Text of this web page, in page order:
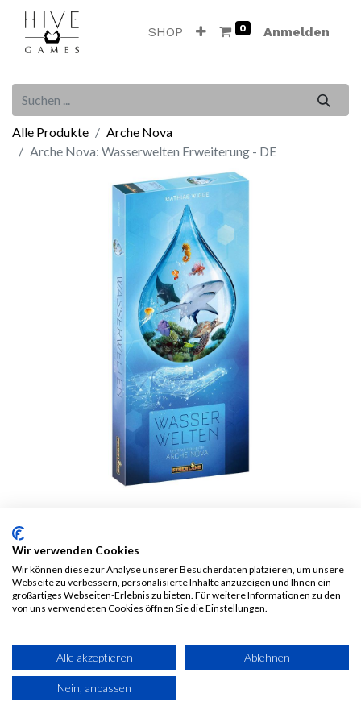
SHOP 0 Anmelden
Alle Produkte
Arche Nova
Arche Nova: Wasserwelten Erweiterung - DE
Arche Nova:
Wasserwelten
Erweiterung - DE
23,00€ Alle Preise inkl. MwSt.zzgl.
Versandkosten
Wir verwenden Cookies
Wir können diese zur Analyse unserer Besucherdaten platzieren, um unsere
Webseite zu verbessern, personalisierte Inhalte anzuzeigen und Ihnen ein
großartiges Webseiten-Erlebnis zu bieten. Für weitere Informationen zu den
von uns verwendeten Cookies öffnen Sie die Einstellungen.
Alle akzeptieren Ablehnen
Nein, anpassen